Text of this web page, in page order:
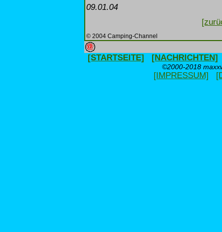
09.01.04
© 2004 Camping-Channel
[STARTSEITE] [NACHRICHTEN]
©2000-2018
[IMPRESSUM]